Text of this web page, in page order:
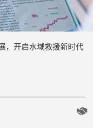
，开启水域救援新时代